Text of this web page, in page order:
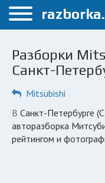
Санкт-Петербург
Автосервисы
Разборки
Санкт-
Mitsubishi
в Санкт-Петербурге (СПб) зарегистрирована 1
авторазборка
рейтингом и